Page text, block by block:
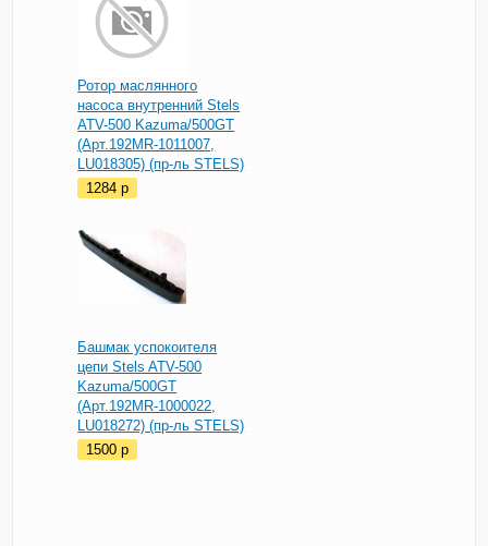
Ротор маслянного
насоса внутренний Stels
ATV-500 Kazuma/500GT
(Арт.192MR-1011007,
LU018305) (пр-ль STELS)
1284p
Башмак успокоителя
цепи Stels ATV-500
Kazuma/500GT
(Арт.192MR-1000022,
LU018272) (пр-ль STELS)
1500p